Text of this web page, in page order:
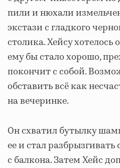
пили и нюхали
экстази с гладкого
столика. Хейсу хотелось
ему бы стало хорошо,
покончит с собой.
обставить всё как
на вечеринке.
Он схватил бутылку
ее и стал
с балкона. Затем Хейс